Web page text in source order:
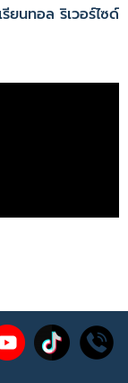
นทอล ริเวอร์ไซด์